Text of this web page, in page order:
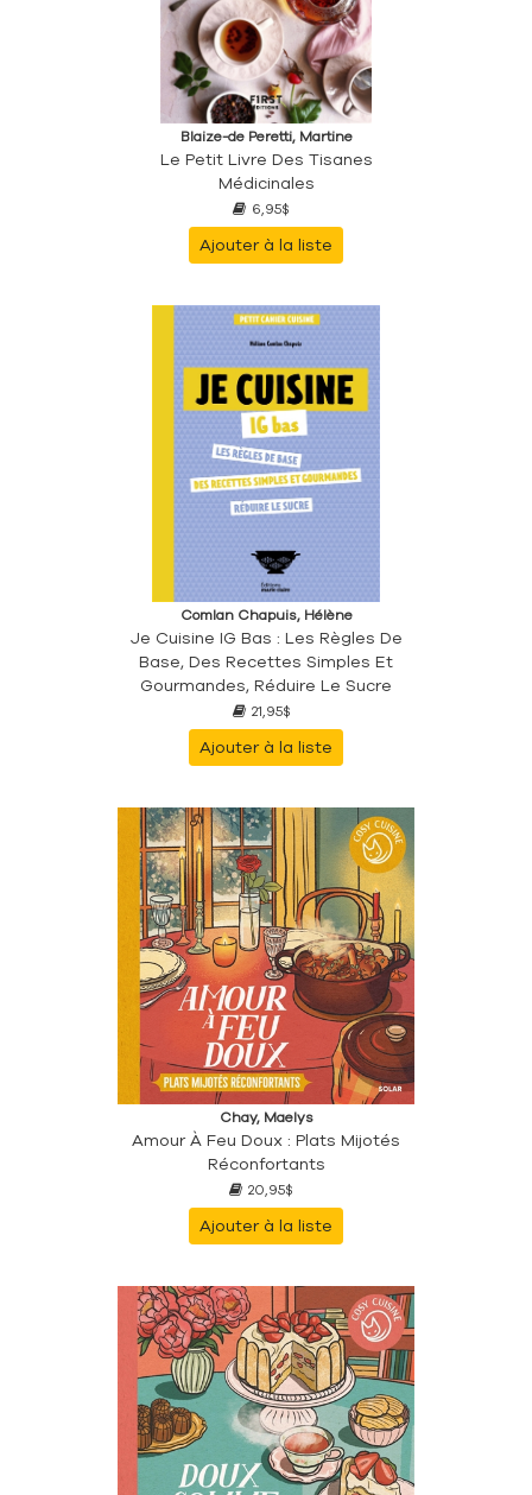
Blaize-de Peretti, Martine
Le Petit Livre Des Tisanes
Médicinales
6,95$
Ajouter à la liste
Comlan Chapuis, Hélène
Je Cuisine IG Bas : Les Règles De
Base, Des Recettes Simples Et
Gourmandes, Réduire Le Sucre
21,95$
Ajouter à la liste
Chay, Maelys
Amour À Feu Doux : Plats Mijotés
Réconfortants
20,95$
Ajouter à la liste